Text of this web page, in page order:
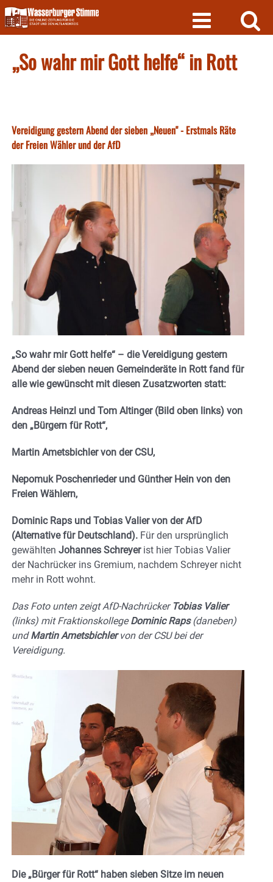
Skip
to
content
„So wahr mir Gott helfe“ in Rott
Vereidigung gestern Abend der sieben „Neuen" - Erstmals Räte
der Freien Wähler und der AfD
„So wahr mir Gott helfe“ – die Vereidigung gestern
Abend der sieben neuen Gemeinderäte in Rott fand für
alle wie gewünscht mit diesen Zusatzworten statt:
Andreas Heinzl und Tom Altinger (Bild oben links) von
den „Bürgern für Rott“,
Martin Ametsbichler von der CSU,
Nepomuk Poschenrieder und Günther Hein von den
Freien Wählern,
Dominic Raps und Tobias Valier von der AfD
(Alternative für Deutschland). Für den ursprünglich
gewählten Johannes Schreyerist hier Tobias Valier
der Nachrücker ins Gremium, nachdem Schreyer nicht
mehr in Rott wohnt.
Das Foto unten zeigt AfD-Nachrücker Tobias Valier
(links) mit FraktionskollegeDominic Raps(daneben)
undMartin Ametsbichlervon der CSU bei der
Vereidigung.
Die „Bürger für Rott“ haben sieben Sitze im neuen